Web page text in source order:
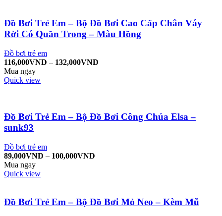
Đồ Bơi Trẻ Em – Bộ Đồ Bơi Cao Cấp Chân Váy
Rời Có Quần Trong – Màu Hồng
Đồ bơi trẻ em
116,000VND – 132,000VND
Mua ngay
Quick view
Đồ Bơi Trẻ Em – Bộ Đồ Bơi Công Chúa Elsa –
sunk93
Đồ bơi trẻ em
89,000VND – 100,000VND
Mua ngay
Quick view
Đồ Bơi Trẻ Em – Bộ Đồ Bơi Mỏ Neo – Kèm Mũ